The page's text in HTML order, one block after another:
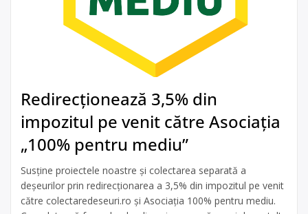
Redirecționează 3,5% din
impozitul pe venit către Asociația
„100% pentru mediu”
Susține proiectele noastre și colectarea separată a
deșeurilor prin redirecționarea a 3,5% din impozitul pe venit
către colectaredeseuri.ro și Asociația 100% pentru mediu.